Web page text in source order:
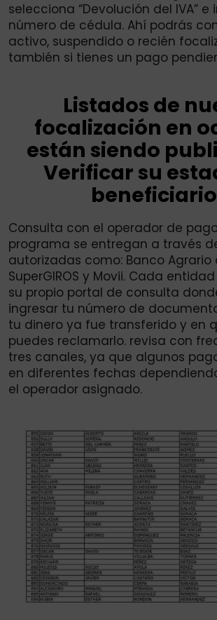
selecciona “Devolución del IVA” e
número de cédula. Ahí podrás
activo, suspendido o recién
también si tienes un pago
Listados de
focalización en
están siendo
Verificar su
Consulta con el operador de
programa se entregan a través
autorizadas como: Banco Agrario
SuperGIROS y Movii. Cada
su propio portal de consulta
ingresar tu número de
tu dinero ya fue transferido y en
puedes reclamarlo. revisa con
tres canales, ya que algunos
en diferentes fechas
el operador asignado.